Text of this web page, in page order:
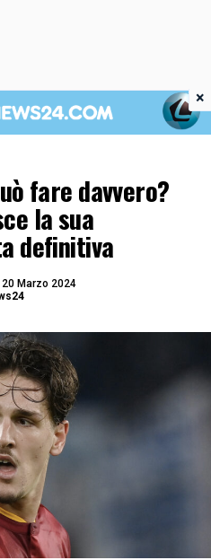
fare davvero?
la sua
definitiva
20 Marzo 2024
×